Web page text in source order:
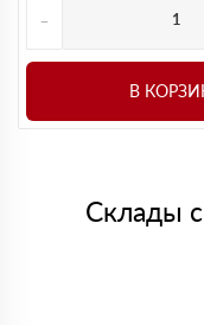
-
В
Склады